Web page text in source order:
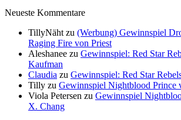
Neueste Kommentare
TillyNäht zu (Werbung) Gewinnspiel
Raging Fire von Priest
Aleshanee zu Gewinnspiel: Red Star
Kaufman
Claudia zu Gewinnspiel: Red Star
Tilly zu Gewinnspiel Nightblood
Viola Petersen zu Gewinnspiel
X. Chang